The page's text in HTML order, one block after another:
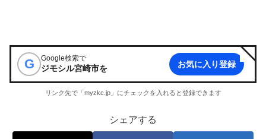
G Google検索で
ジモシル宮崎市を お気に入り登録
リンク先で「myzkc.jp」にチェックを入れると登録できます
シェアする